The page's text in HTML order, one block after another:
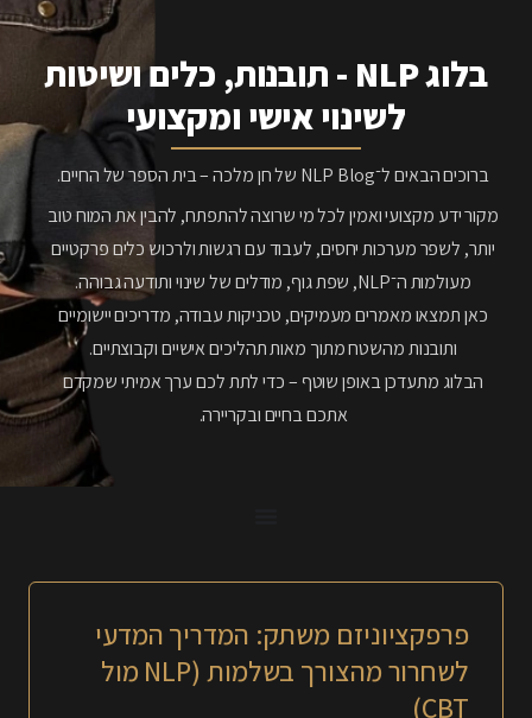
בלוג NLP - תובנות, כלים ושיטות
לשינוי אישי ומקצועי
ברוכים הבאים ל־NLP Blog של חן מלכה – בית הספר של החיים.
מקור ידע מקצועי ואמין לכל מי שרוצה להתפתח, להבין את המוח טוב
יותר, לשפר מערכות יחסים, לעבוד עם רגשות ולרכוש כלים פרקטיים
מעולמות ה־NLP, שפת גוף, מודלים של שינוי ותודעה גבוהה.
כאן תמצאו מאמרים מעמיקים, טכניקות עבודה, מדריכים יישומיים
ותובנות מהשטח מתוך מאות תהליכים אישיים וקבוצתיים.
הבלוג מתעדכן באופן שוטף – כדי לתת לכם ערך אמיתי שמקדם
אתכם בחיים ובקריירה.
פרפקציוניזם משתק: המדריך המדעי
לשחרור מהצורך בשלמות (NLP מול
CBT)